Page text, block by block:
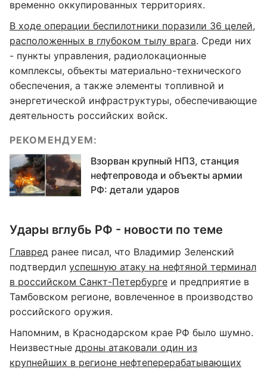
временно оккупированных территориях.
В ходе операции беспилотники поразили 36 целей,
расположенных в глубоком тылу врага. Среди них
- пункты управления, радиолокационные
комплексы, объекты материально-технического
обеспечения, а также элементы топливной и
энергетической инфраструктуры, обеспечивающие
деятельность российских войск.
РЕКОМЕНДУЕМ:
Взорван крупный НПЗ, станция
нефтепровода и объекты армии
РФ: детали ударов
Удары вглубь РФ - новости по теме
Главред ранее писал, что Владимир Зеленский
подтвердил успешную атаку на нефтяной терминал
в российском Санкт-Петербурге и предприятие в
Тамбовском регионе, вовлеченное в производство
российского оружия.
Напомним, в Краснодарском крае РФ было шумно.
Неизвестные дроны атаковали один из
крупнейших в регионе нефтеперерабатывающих